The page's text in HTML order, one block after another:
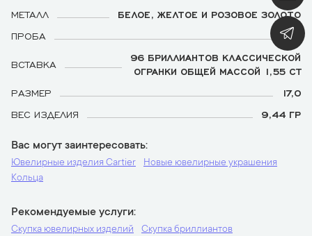
МЕТАЛЛ
БЕЛОЕ, ЖЕЛТОЕ И РОЗОВОЕ ЗОЛОТО
ПРОБА
750
ВСТАВКА
96 БРИЛЛИАНТОВ КЛАССИЧЕСКОЙ
ОГРАНКИ ОБЩЕЙ МАССОЙ 1,55 CT
РАЗМЕР
17,0
ВЕС ИЗДЕЛИЯ
9,44 ГР
Вас могут заинтересовать
Ювелирные изделия Cartier
Новые ювелирные украшения
Кольца
Рекомендуемые услуги
Скупка ювелирных изделий
Скупка бриллиантов